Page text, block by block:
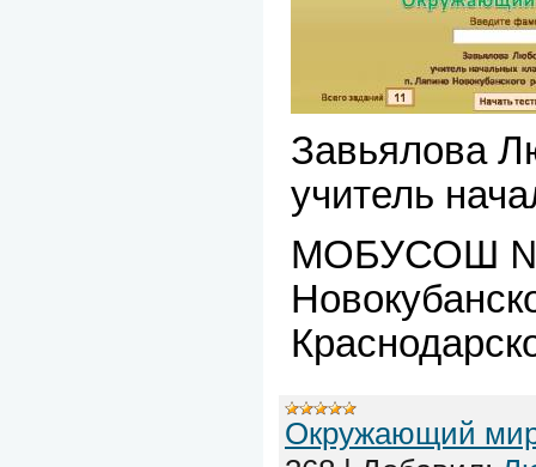
Завьялова
учитель
МОБУСОШ №
Окружающий